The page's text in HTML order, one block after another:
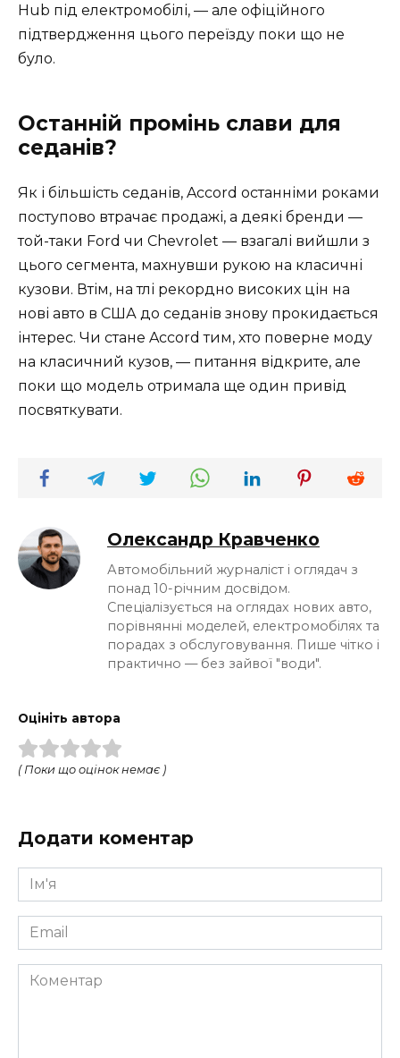
Hub під електромобілі, — але офіційного
підтвердження цього переїзду поки що не
було.
Останній промінь слави для
седанів?
Як і більшість седанів, Accord останніми роками
поступово втрачає продажі, а деякі бренди —
той-таки Ford чи Chevrolet — взагалі вийшли з
цього сегмента, махнувши рукою на класичні
кузови. Втім, на тлі рекордно високих цін на
нові авто в США до седанів знову прокидається
інтерес. Чи стане Accord тим, хто поверне моду
на класичний кузов, — питання відкрите, але
поки що модель отримала ще один привід
посвяткувати.
Олександр Кравченко
Автомобільний журналіст і оглядач з
понад 10-річним досвідом.
Спеціалізується на оглядах нових авто,
порівнянні моделей, електромобілях та
порадах з обслуговування. Пише чітко і
практично — без зайвої "води".
Оцініть автора
( Поки що оцінок немає )
Додати коментар
Ім'я
*
Email
*
Коментар